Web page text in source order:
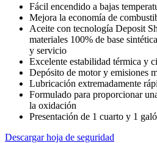
Fácil encendido a bajas
Mejora la economía de
Aceite con tecnología Deposit
materiales 100% de base
y servicio
Excelente estabilidad térmica y
Depósito de motor y emisiones
Lubricación extremadamente
Formulado para proporcionar
la oxidación
Presentación de 1 cuarto y 1
Descargar hoja de seguridad